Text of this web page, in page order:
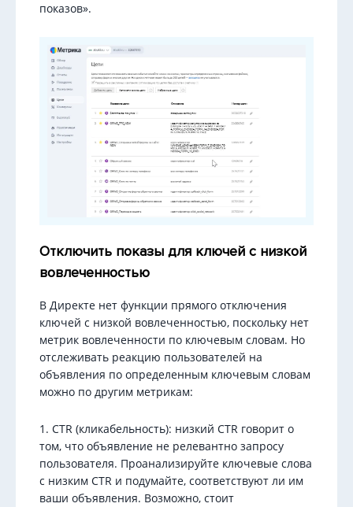
показов».
Отключить показы для ключей с низкой
вовлеченностью
В Директе нет функции прямого отключения
ключей с низкой вовлеченностью, поскольку нет
метрик вовлеченности по ключевым словам. Но
отслеживать реакцию пользователей на
объявления по определенным ключевым словам
можно по другим метрикам:
1. CTR (кликабельность): низкий CTR говорит о
том, что объявление не релевантно запросу
пользователя. Проанализируйте ключевые слова
с низким CTR и подумайте, соответствуют ли им
ваши объявления. Возможно, стоит